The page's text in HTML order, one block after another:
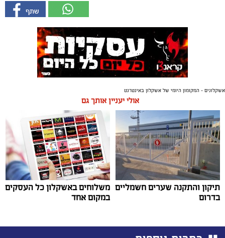
אשקלונים - המקומון היומי של אשקלון באינטרנט
אולי יעניין אותך גם
תיקון והתקנה שערים חשמליים
בדרום
משלוחים באשקלון כל העסקים
במקום אחד